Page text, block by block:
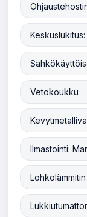
Vetokoukku
Ilmastointi: